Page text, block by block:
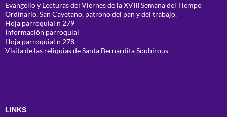
Evangelio y Lecturas del Viernes de la XVIII Semana del Tiempo
Ordinario. San Cayetano, patrono del pan y del trabajo.
Hoja parroquial n 279
Información parroquial
Hoja parroquial n 278
Visita de las reliquias de Santa Bernardita Soubirous
LINKS